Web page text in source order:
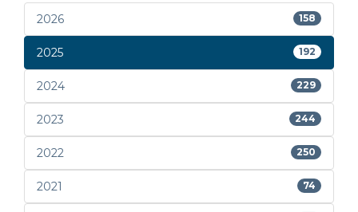
2026 158
2025 192
2024 229
2023 244
2022 250
2021 74